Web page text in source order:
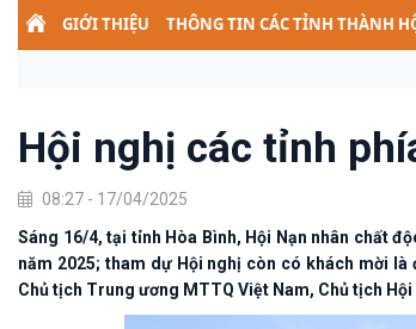
GIỚI THIỆU THÔNG TIN CÁC TỈNH THÀNH
Hội nghị các tỉnh
08:27 - 17/04/2025
Sáng 16/4, tại tỉnh Hòa Bình, Hội Nạn nhân chất
năm 2025; tham dự Hội nghị còn có khách mời là
Chủ tịch Trung ương MTTQ Việt Nam, Chủ tịch